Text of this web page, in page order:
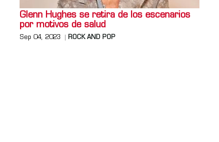
Glenn Hughes se retira de los escenarios
por motivos de salud
Sep 04, 2023 ROCK AND POP